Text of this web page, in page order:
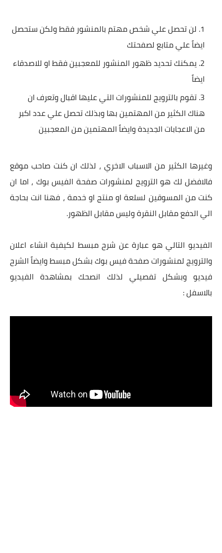
لن تحصل علي شخص مهتم بالمنشور فقط ولكن ستحصل
ايضاً علي متابع لصفحتك
يمكنك تحديد ظهور المنشور للمعجبين فقط او للاصدقاء
ايضاً
تقوم بالترويج للمنشورات التي عليها اقبال وتعرف ان
هناك الكثير من المهتمين بها وبذلك تحصل علي عدد اكبر
من الاعجابات الجديدة وايضاً المهتمين من المعجبين
وغيرها الكثير من الاسباب الاخري ، لذلك ان كنت صاحب موقع
فالافضل لك هو الترويج لمنشورات صفحة الفيس بوك ، اما ان
كنت من المسوقين لسلعة او منتج او خدمة ، فهنا انت بحاجة
الي الدفع مقابل النقرة وليس مقابل الظهور.
الفيديو التالي هو عبارة عن شرح مبسط لكيفية انشاء اعلان
والترويج لمنشورات صفحة فيس بوك بشكل مبسط وايضاً الشرح
فيديو وبشكل تفصيلي لذلك انصحك بمشاهدة الفيديو
بالاسفل :